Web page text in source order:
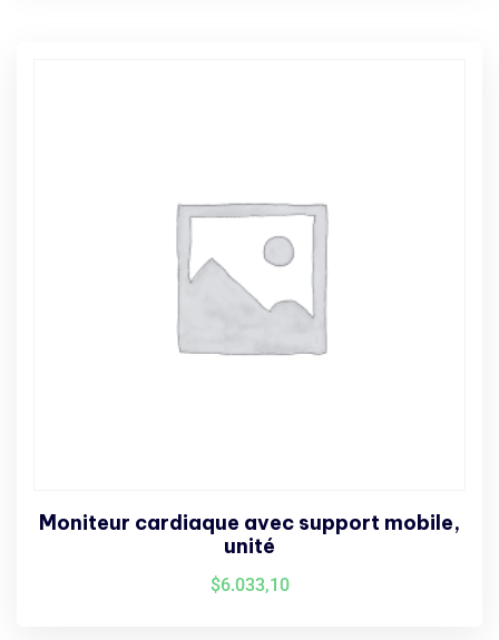
Moniteur cardiaque avec support mobile,
unité
$6.033,10